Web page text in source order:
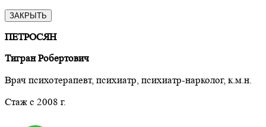
ЗАКРЫТЬ
ПЕТРОСЯН
Тигран Робертович
Врач психотерапевт, психиатр, психиатр-нарколог, к.м.н.
Стаж с 2008 г.